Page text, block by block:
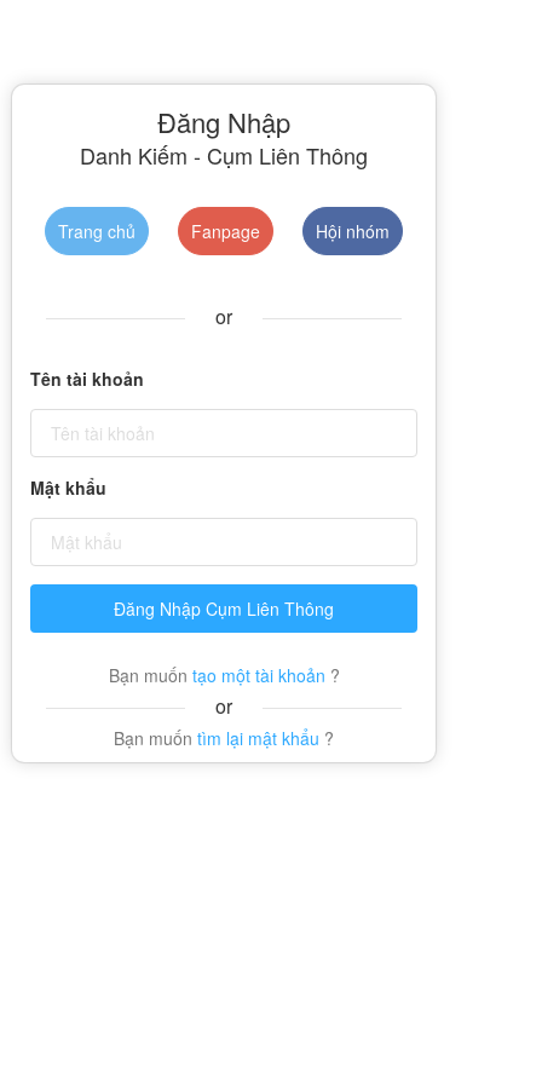
Đăng Nhập
Danh Kiếm - Cụm Liên Thông
Trang chủ Fanpage Hội nhóm
or
Tên tài khoản
Mật khẩu
Đăng Nhập Cụm Liên Thông
Bạn muốn tạo một tài khoản ?
or
Bạn muốn tìm lại mật khẩu ?